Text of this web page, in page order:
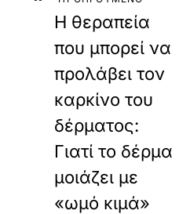
Η θεραπεία
που μπορεί να
προλάβει τον
καρκίνο του
δέρματος:
Γιατί το δέρμα
μοιάζει με
«ωμό κιμά»